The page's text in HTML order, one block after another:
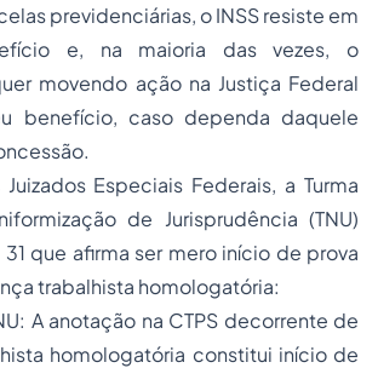
previdenciárias, o INSS resiste em
e, na maioria das vezes, o
movendo ação na Justiça Federal
benefício, caso dependa daquele
Especiais Federais, a Turma
de Jurisprudência (TNU)
que afirma ser mero início de prova
trabalhista homologatória:
A anotação na CTPS decorrente de
homologatória constitui início de